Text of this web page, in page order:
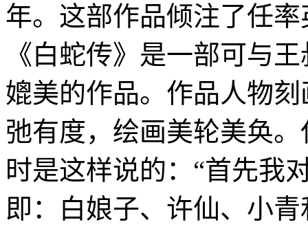
年。这部作品倾注了任
《白蛇传》是一部可与
媲美的作品。作品人物
弛有度，绘画美轮美奂
时是这样说的：“首先我
即：白娘子、许仙、小